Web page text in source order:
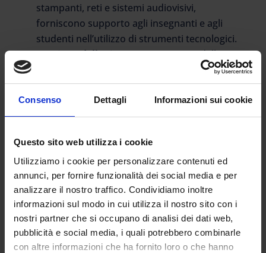
Consenso Dettagli Informazioni sui cookie
Questo sito web utilizza i cookie
Utilizziamo i cookie per personalizzare contenuti ed
annunci, per fornire funzionalità dei social media e per
analizzare il nostro traffico. Condividiamo inoltre
informazioni sul modo in cui utilizza il nostro sito con i
nostri partner che si occupano di analisi dei dati web,
pubblicità e social media, i quali potrebbero combinarle
con altre informazioni che ha fornito loro o che hanno
stampanti, reti e sistemi audiovisivi,
forniscono supporto agli insegnanti e agli
studenti nell’utilizzo di strumenti tecnologici.
Gestione delle risorse:Si occupano della
gestione e manutenzione delle attrezzature
e dei laboratori, monitorano l’uso delle
risorse informatiche e audiovisive, ordinano
forniture e materiali necessari per le attività
Assistenza agli studenti:Forniscono
supporto agli studenti con bisogni speciali,
collaborano con gli insegnanti e il personale
scolastico per garantire l’accessibilità e
l’integrazione degli studenti con disabilità.
Gestione dei servizi
ausiliari:Supervisionano e coordinano i